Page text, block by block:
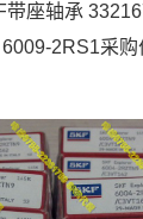
座轴承
2RS1采购